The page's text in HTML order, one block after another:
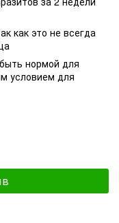
как это не всегда
нормой для
условием для